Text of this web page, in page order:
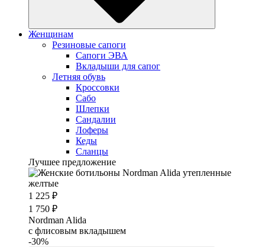
Женщинам
Резиновые сапоги
Cапоги ЭВА
Вкладыши для сапог
Летняя обувь
Кроссовки
Сабо
Шлепки
Сандалии
Лоферы
Кеды
Сланцы
Лучшее предложение
1 225 ₽
1 750 ₽
Nordman Alida
с флисовым вкладышем
-30%